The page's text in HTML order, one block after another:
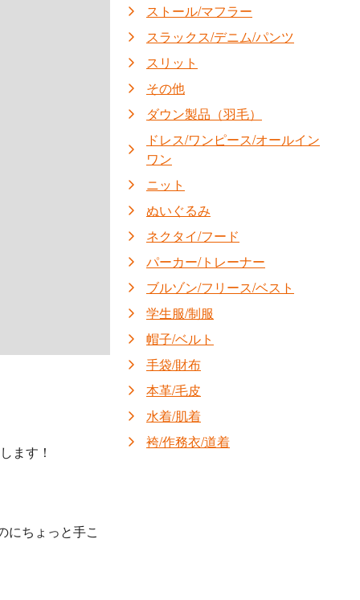
ます！
にちょっと手こ
ストール/マフラー
スラックス/デニム/パンツ
スリット
その他
ダウン製品（羽毛）
ドレス/ワンピース/オールイン
ワン
ニット
ぬいぐるみ
ネクタイ/フード
パーカー/トレーナー
ブルゾン/フリース/ベスト
学生服/制服
帽子/ベルト
手袋/財布
本革/毛皮
水着/肌着
袴/作務衣/道着